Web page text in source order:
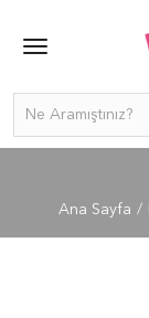
Ana Sayfa